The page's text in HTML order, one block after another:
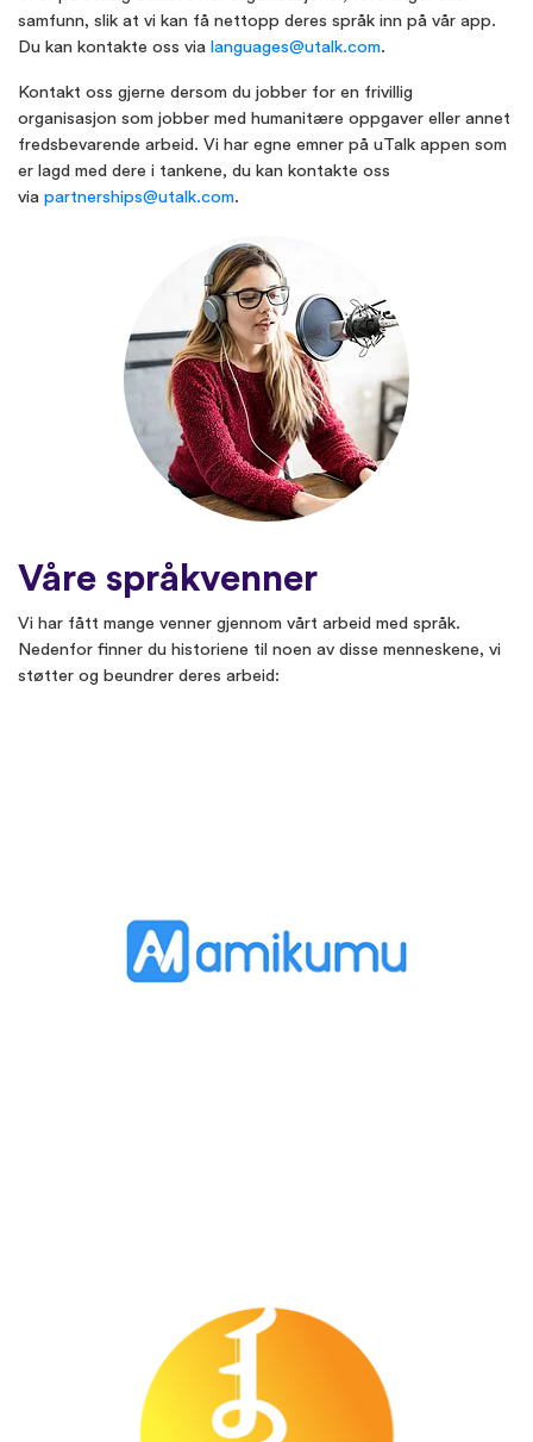
samfunn, slik at vi kan få nettopp deres språk inn på vår app.
Du kan kontakte oss via languages@utalk.com.
Kontakt oss gjerne dersom du jobber for en frivillig
organisasjon som jobber med humanitære oppgaver eller annet
fredsbevarende arbeid. Vi har egne emner på uTalk appen som
er lagd med dere i tankene, du kan kontakte oss
via partnerships@utalk.com.
Våre språkvenner
Vi har fått mange venner gjennom vårt arbeid med språk.
Nedenfor finner du historiene til noen av disse menneskene, vi
støtter og beundrer deres arbeid: